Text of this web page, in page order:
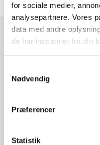
for sociale medier,
analysepartnere. Vores
data med andre
de har indsamlet fra din
Nødvendig
Præferencer
Statistik
Automatisk
Automatisk
Blindvinkelassistent
Bluetooth
Er du